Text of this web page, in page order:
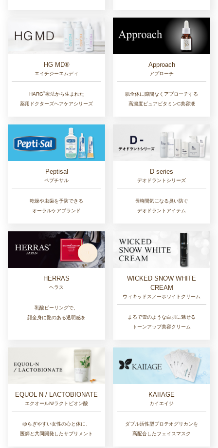
HG MD®
エイチジーエムディ
HARG®︎療法から生まれた
薬用ドクターズヘアケアシリーズ
Approach
アプローチ
肌全体に隙間なくアプローチする
高濃度ピュアビタミンC美容液
Peptisal
ペプチサル
乾燥や虫歯を予防できる
オーラルケアブランド
D series
デオドラントシリーズ
長時間気になる臭い防ぐ
デオドラントアイテム
HERRAS
ヘラス
乳酸ピーリングで、
顔全身に艶のある透明感を
WICKED SNOW WHITE
CREAM
ウィキッドスノーホワイトクリーム
まるで雪のような白肌に魅せる
トーンアップ美容クリーム
EQUOL N / LACTOBIONATE
エクオールN/ラクトビオン酸
ゆらぎやすい女性の心と体に、
医師と共同開発したサプリメント
KAIIAGE
カイエイジ
ダブル活性型プロテオグリカンを
高配合したフェイスマスク